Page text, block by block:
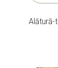
Alătură-